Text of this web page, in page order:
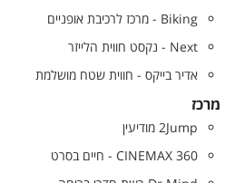
Biking - מרכז לרכיבת אופניים
Next - נקסט חווית הלייזר
אדיר בייקס - חווית שטח מושלמת
מרכז
2Jump מודיעין
CINEMAX 360 - חיים בסרט